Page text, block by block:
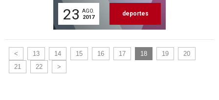
23 AGO.
2017
deportes
< 13 14 15 16 17 18 19
20
21
22 >